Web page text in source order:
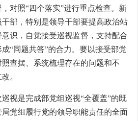
对照“四个落实”进行重点检查。新
部，特别是领导干部要提高政治站
识，自觉接受巡视监督，支持配合
“同题共答”的合力。要以接受部党
查摆、系统梳理存在的问题和不
。
视是完成部党组巡视“全覆盖”的既
党组履行党的领导职能责任的全面